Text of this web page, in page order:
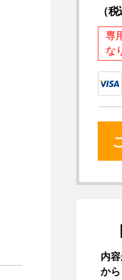
（
専
な
内
か